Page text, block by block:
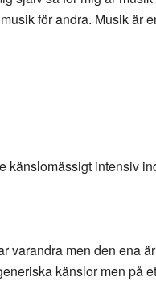
för andra. Musik är
känslomässigt intensiv
varandra men den ena
känslor men på